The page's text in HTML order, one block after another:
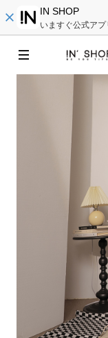
IN SHOP
いますぐ公式ア